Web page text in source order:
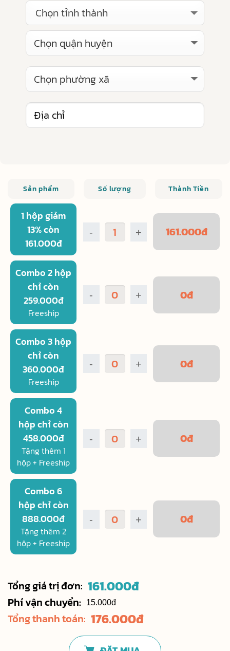
Chọn tỉnh thành
Sản phẩm Số lượng Thành Tiền
1 hộp giảm
13% còn
161.000đ
- + 161.000đ
Combo 2 hộp
chỉ còn
259.000đ
Freeship
- + 0đ
Combo 3 hộp
chỉ còn
360.000đ
Freeship
- + 0đ
Combo 4
hộp chỉ còn
458.000đ
Tặng thêm 1
hộp + Freeship
- + 0đ
Combo 6
hộp chỉ còn
888.000đ
Tặng thêm 2
hộp + Freeship
- + 0đ
Tổng giá trị đơn: 161.000đ
Phí vận chuyển: 15.000đ
Tổng thanh toán: 176.000đ